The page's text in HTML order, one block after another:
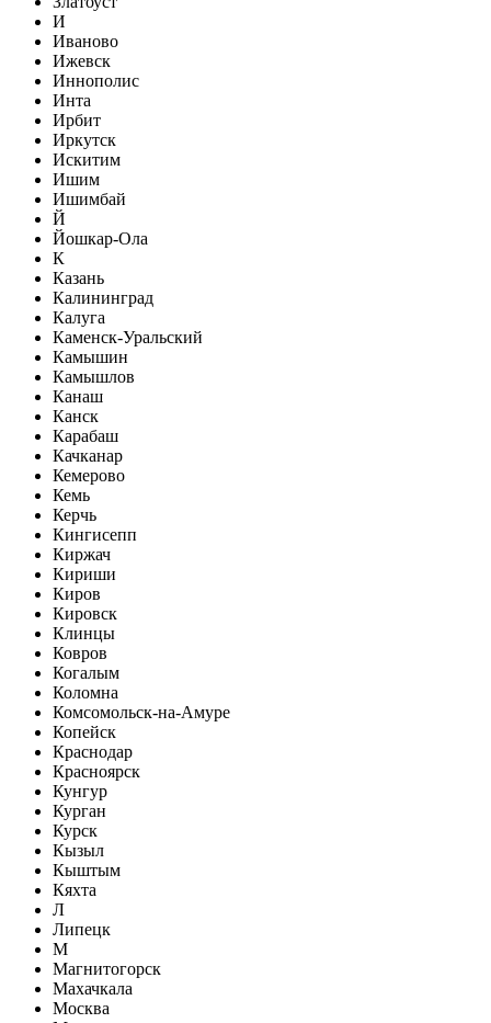
И
Иваново
Ижевск
Иннополис
Инта
Ирбит
Иркутск
Искитим
Ишим
Ишимбай
Й
Йошкар-Ола
К
Казань
Калининград
Калуга
Каменск-Уральский
Камышин
Камышлов
Канаш
Канск
Карабаш
Качканар
Кемерово
Кемь
Керчь
Кингисепп
Киржач
Кириши
Киров
Кировск
Клинцы
Ковров
Когалым
Коломна
Комсомольск-на-Амуре
Копейск
Краснодар
Красноярск
Кунгур
Курган
Курск
Кызыл
Кыштым
Кяхта
Л
Липецк
М
Магнитогорск
Махачкала
Москва